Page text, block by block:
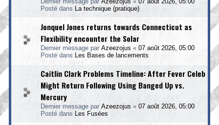
Posté dans
La technique (pratique)
Jonquel Jones returns towards Connecticut as
Flexibility encounter the Solar
Dernier message par Azeezojus « 07 août 2026, 05:00
Posté dans
Les Bases de lancements
Caitlin Clark Problems Timeline: After Fever Celeb
Might Return Following Using Banged Up vs.
Mercury
Dernier message par Azeezojus « 07 août 2026, 05:00
Posté dans
Les Fusées